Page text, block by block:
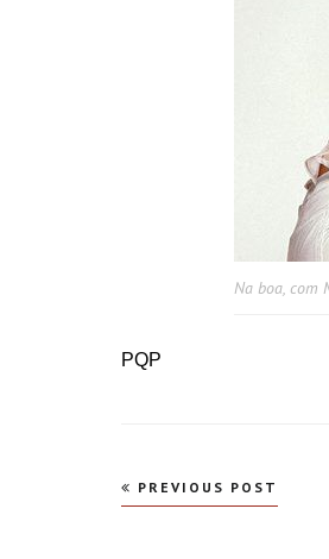
Na boa, com
PQP
Navegação
PREVIOUS POST